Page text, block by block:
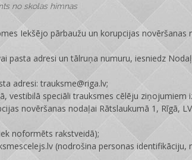
no skolas himnas
Iekšējo pārbaužu un korupcijas novēršanas
pasta adresi un tālruņa numuru, iesniedz
adresi: trauksme@riga.lv;
vestibilā speciāli trauksmes cēlēju ziņojumiem
novēršanas nodaļai Rātslaukumā 1, Rīgā,
noformēts rakstveidā);
(nodrošina personas identifikāciju,